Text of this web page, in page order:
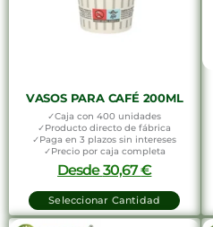
VASOS PARA CAFÉ 200ML
✓Caja con 400 unidades
✓Producto directo de fábrica
✓Paga en 3 plazos sin intereses
✓Precio por caja completa
Desde30,67€
Seleccionar Cantidad